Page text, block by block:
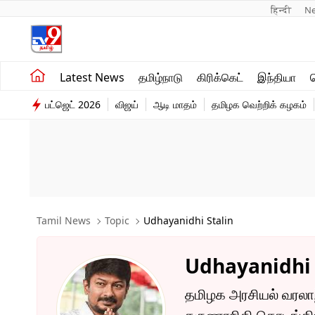
हिन्दी
Latest News தமிழ்நாடு கிரிக்கெட் இந்தியா
சமீபத்திய செய்திகள்
தமிழ்நாடு
விளையாட்டு
பட்ஜெட் 2026 விஜய் ஆடி மாதம் தமிழக வெற்றிக் கழகம்
Tamil News Topic Udhayanidhi Stalin
தமிழக அரசியல்